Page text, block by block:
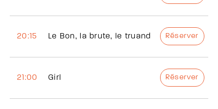
20:15 Le Bon, la brute, le truand Réserver
21:00 Girl Réserver